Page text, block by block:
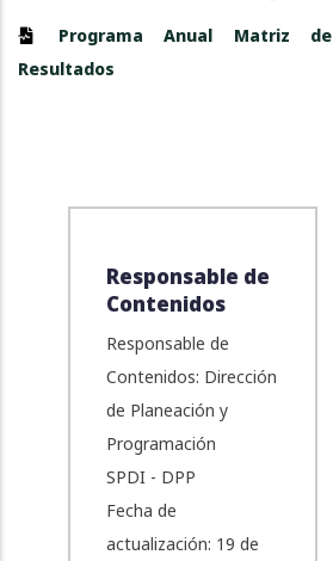
Programa Anual Matriz
Resultados
Responsable de
Contenidos
Responsable de
Contenidos: Dirección
de Planeación y
Programación
SPDI - DPP
Fecha de
actualización: 19 de